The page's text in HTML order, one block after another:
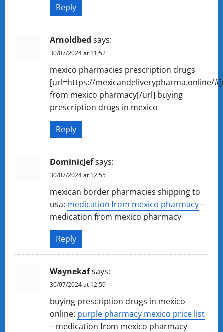
Reply
Arnoldbed says:
30/07/2024 at 11:52
mexico pharmacies prescription drugs
[url=https://mexicandeliverypharma.online/
from mexico pharmacy[/url] buying
prescription drugs in mexico
Reply
DominicJefsays:
30/07/2024 at 12:55
mexican border pharmacies shipping to
usa: medication from mexico pharmacy–
medication from mexico pharmacy
Reply
Waynekafsays:
30/07/2024 at 12:59
buying prescription drugs in mexico
online: purple pharmacy mexico price list
– medication from mexico pharmacy